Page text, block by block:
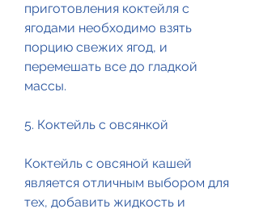
приготовления коктейля с
ягодами необходимо взять
порцию свежих ягод, и
перемешать все до гладкой
массы.
5. Коктейль с овсянкой
Коктейль с овсяной кашей
является отличным выбором для
тех, добавить жидкость и